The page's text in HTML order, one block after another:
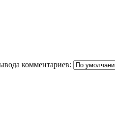
комментариев: